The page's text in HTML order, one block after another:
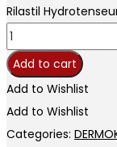
Rilastil
Add to cart
Add to Wishlist
Add to Wishlist
Categories: